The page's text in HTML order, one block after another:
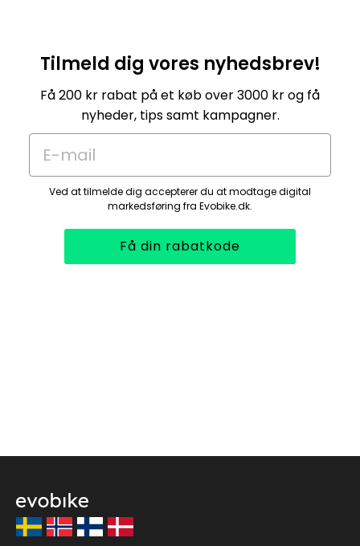
Tilmeld dig vores nyhedsbrev!
Få 200 kr rabat på et køb over 3000 kr og få
nyheder, tips samt kampagner.
E-mail
Ved at tilmelde dig accepterer du at modtage digital
markedsføring fra Evobike.dk.
Få din rabatkode